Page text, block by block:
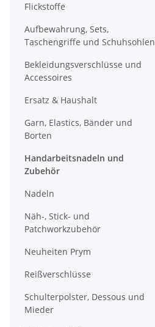
Flickstoffe
Aufbewahrung, Sets,
Taschengriffe und Schuhsohlen
Bekleidungsverschlüsse und
Accessoires
Ersatz & Haushalt
Garn, Elastics, Bänder und
Borten
Handarbeitsnadeln und
Zubehör
Nadeln
Näh-, Stick- und
Patchworkzubehör
Neuheiten Prym
Reißverschlüsse
Schulterpolster, Dessous und
Mieder